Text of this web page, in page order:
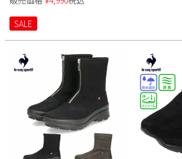
Parade
SKECHERS
new balance
puma
ブーツ
SKECHERS
GAP
EDWIN
Parade
SKECHERS
new balance
asics
瞬足
ハンドバッグ
トートバッグ
ショルダーバッグ
財布
雑貨
ご利用ガイド
会員サービス
お問い合わせ
メルマガ購買
SALE